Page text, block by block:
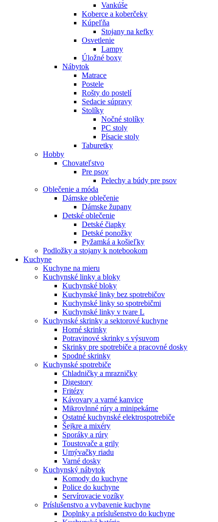
Vankúše
Koberce a koberčeky
Kúpeľňa
Stojany na kefky
Osvetlenie
Lampy
Úložné boxy
Nábytok
Matrace
Postele
Rošty do postelí
Sedacie súpravy
Stolíky
Nočné stolíky
PC stoly
Písacie stoly
Taburetky
Hobby
Chovateľstvo
Pre psov
Pelechy a búdy pre psov
Oblečenie a móda
Dámske oblečenie
Dámske župany
Detské oblečenie
Detské čiapky
Detské ponožky
Pyžamká a košieľky
Podložky a stojany k notebookom
Kuchyne
Kuchyne na mieru
Kuchynské linky a bloky
Kuchynské bloky
Kuchynské linky bez spotrebičov
Kuchynské linky so spotrebičmi
Kuchynské linky v tvare L
Kuchynské skrinky a sektorové kuchyne
Horné skrinky
Potravinové skrinky s výsuvom
Skrinky pre spotrebiče a pracovné dosky
Spodné skrinky
Kuchynské spotrebiče
Chladničky a mrazničky
Digestory
Fritézy
Kávovary a varné kanvice
Mikrovlnné rúry a minipekárne
Ostatné kuchynské elektrospotrebiče
Šejkre a mixéry
Sporáky a rúry
Toustovače a grily
Umývačky riadu
Varné dosky
Kuchynský nábytok
Komody do kuchyne
Police do kuchyne
Servírovacie vozíky
Príslušenstvo a vybavenie kuchyne
Doplnky a príslušenstvo do kuchyne